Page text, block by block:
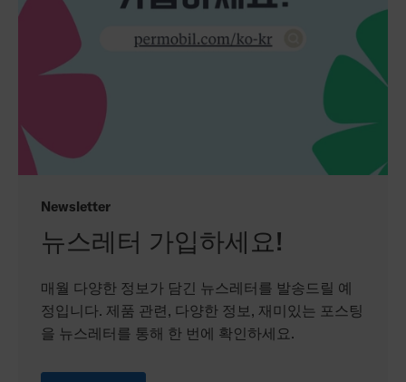
Newsletter
뉴스레터 가입하세요!
매월 다양한 정보가 담긴 뉴스레터를 발송드릴 예
정입니다. 제품 관련, 다양한 정보, 재미있는 포스팅
을 뉴스레터를 통해 한 번에 확인하세요.